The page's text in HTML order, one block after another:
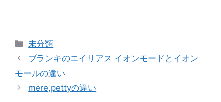
カ
テ
リ
ー
未分類
ブランキのエイリアス イオンモードとイオン
モールの違い
mere,pettyの違い